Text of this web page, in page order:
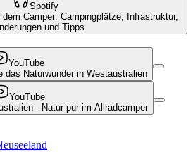
Spotify
Camper: Campingplätze, Infrastruktur,
und Tipps
YouTube
das Naturwunder in Westaustralien
YouTube
- Natur pur im Allradcamper